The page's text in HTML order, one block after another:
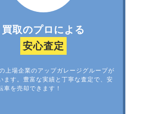
買取のプロによる
安心査定
上場企業のアップガレージグループが
ます。豊富な実績と丁寧な査定で、安
車を売却できます！